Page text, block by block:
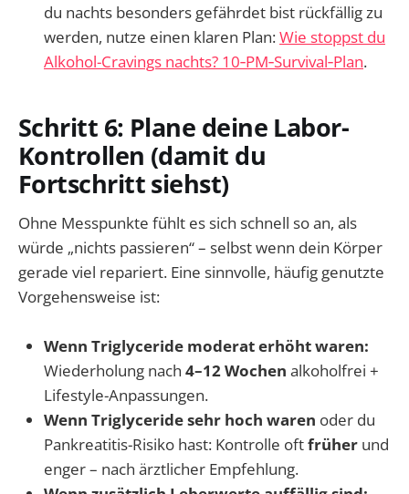
du nachts besonders gefährdet bist rückfällig zu
werden, nutze einen klaren Plan:Wie stoppst du
Alkohol-Cravings nachts? 10‑PM‑Survival‑Plan.
Schritt 6: Plane deine Labor-
Kontrollen (damit du
Fortschritt siehst)
Ohne Messpunkte fühlt es sich schnell so an, als
würde „nichts passieren“ – selbst wenn dein Körper
gerade viel repariert. Eine sinnvolle, häufig genutzte
Vorgehensweise ist:
Wenn Triglyceride moderat erhöht waren:
Wiederholung nach 4–12 Wochen alkoholfrei +
Lifestyle-Anpassungen.
Wenn Triglyceride sehr hoch waren oder du
Pankreatitis-Risiko hast: Kontrolle oftfrüher und
enger – nach ärztlicher Empfehlung.